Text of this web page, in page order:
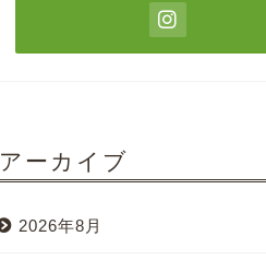
アーカイブ
2026年8月